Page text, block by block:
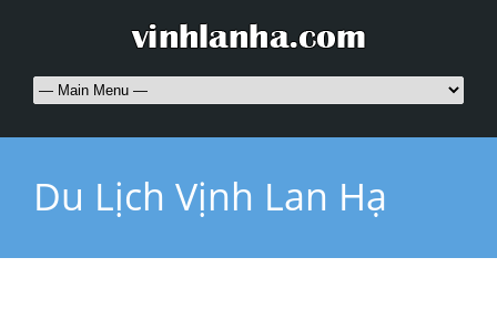
Du Lịch Vịnh Lan Hạ